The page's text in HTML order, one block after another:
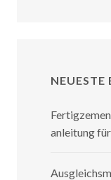
NEUESTE
anleitung